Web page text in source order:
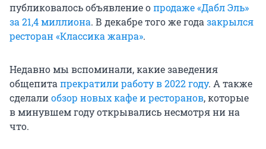
публиковалось объявление опродаже «Дабл Эль»
за 21,4 миллиона. В декабре того же года закрылся
ресторан «Классика жанра».
Недавно мы вспоминали, какие заведения
общепита прекратили работу в 2022 году. А также
сделалиобзор новых кафе и ресторанов, которые
в минувшем году открывались несмотря ни на
что.